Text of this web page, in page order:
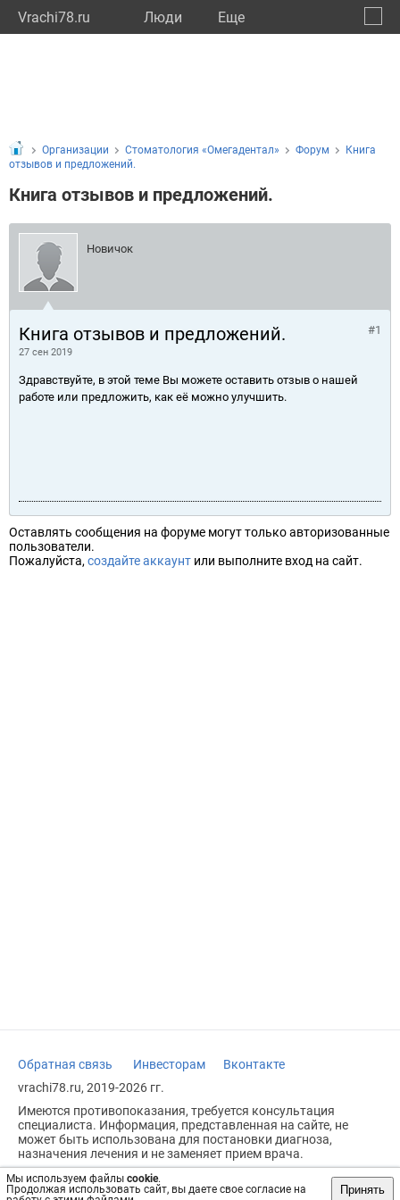
Vrachi78.ru Люди Eще
Мы используем файлы cookie.
Продолжая использовать сайт, вы даете свое согласие на
Принять
Организации Стоматология «Омегадентал» Форум
Книга
отзывов и предложений.
Книга отзывов и предложений.
Новичок
Книга отзывов и предложений.
27 сен 2019
#1
Здравствуйте, в этой теме Вы можете оставить отзыв о нашей
работе или предложить, как её можно улучшить.
Оставлять сообщения на форуме могут только авторизованные
пользователи.
Пожалуйста, создайте аккаунт или выполните вход на сайт.
Обратная связь Инвесторам
Вконтакте
vrachi78.ru, 2019-2026 гг.
Имеются противопоказания, требуется консультация
специалиста. Информация, представленная на сайте, не
может быть использована для постановки диагноза,
назначения лечения и не заменяет прием врача.
Возрастное ограничение: 18+